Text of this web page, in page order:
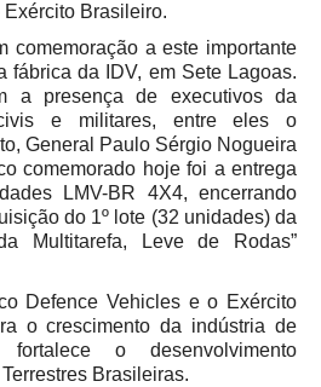
Brasileiro.
comemoração a este importante
fábrica da IDV, em Sete Lagoas.
a presença de executivos da
e militares, entre eles o
General Paulo Sérgio Nogueira
comemorado hoje foi a entrega
LMV-BR 4X4, encerrando
do 1º lote (32 unidades) da
Multitarefa, Leve de Rodas”
Defence Vehicles e o Exército
o crescimento da indústria de
o desenvolvimento
Brasileiras.